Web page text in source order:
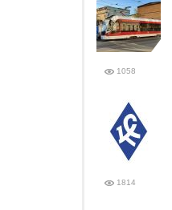
1058
1814